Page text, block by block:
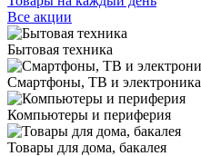
Все акции
Бытовая техника
Смартфоны, ТВ и электроника
Компьютеры и периферия
Товары для дома, бакалея